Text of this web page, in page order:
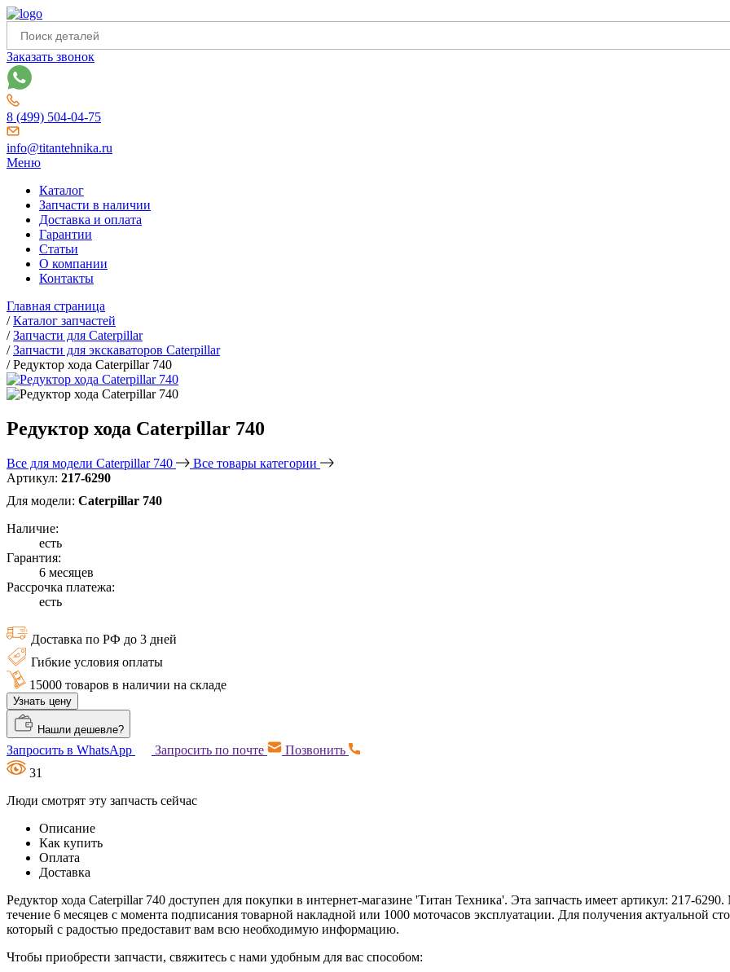
Заказать звонок
8 (499) 504-04-75
info@titantehnika.ru
Меню
Каталог
Запчасти в наличии
Доставка и оплата
Гарантии
Статьи
О компании
Контакты
Главная страница
/Каталог запчастей
/Запчасти для Caterpillar
/Запчасти для экскаваторов Caterpillar
/Редуктор хода Caterpillar 740
Редуктор хода Caterpillar 740
Все для модели Caterpillar 740
Все товары категории
Артикул: 217-6290
Для модели: Caterpillar 740
Наличие:
есть
Гарантия:
6 месяцев
Рассрочка платежа:
есть
Доставка по РФ до 3 дней
Гибкие условия оплаты
15000 товаров в наличии на складе
Узнать цену
Нашли дешевле?
Запросить в WhatsApp Запросить по почте
Позвонить
31
Люди смотрят эту запчасть сейчас
Описание
Как купить
Оплата
Доставка
Редуктор хода Caterpillar 740 доступен для покупки в интернет-магазине 'Титан Техника'. Эта запчасть имеет артикул: 217-
течение 6 месяцев с момента подписания товарной накладной или 1000 моточасов эксплуатации. Для получения актуальной
который с радостью предоставит вам всю необходимую информацию.
Чтобы приобрести запчасти, свяжитесь с нами удобным для вас способом: